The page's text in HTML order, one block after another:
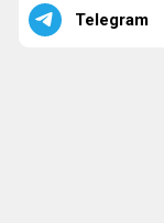
Telegram